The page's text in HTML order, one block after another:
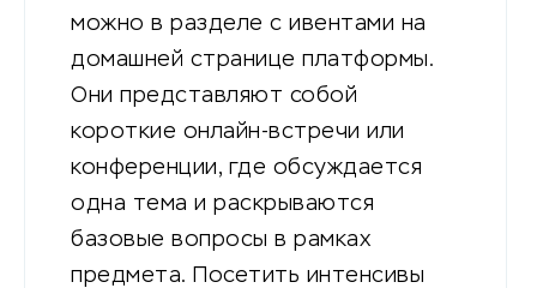
можно в разделе с ивентами на
домашней странице платформы.
Они представляют собой
короткие онлайн-встречи или
конференции, где обсуждается
одна тема и раскрываются
базовые вопросы в рамках
предмета. Посетить интенсивы